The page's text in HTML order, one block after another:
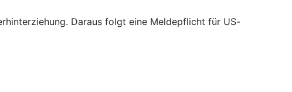
Daraus folgt eine Meldepflicht für US-